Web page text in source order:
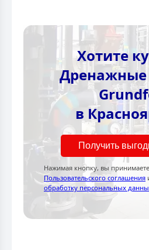
Хотите
Дренажные
в
Получить
Нажимая кнопку, вы
Пользовательского соглашения
обработку персональных